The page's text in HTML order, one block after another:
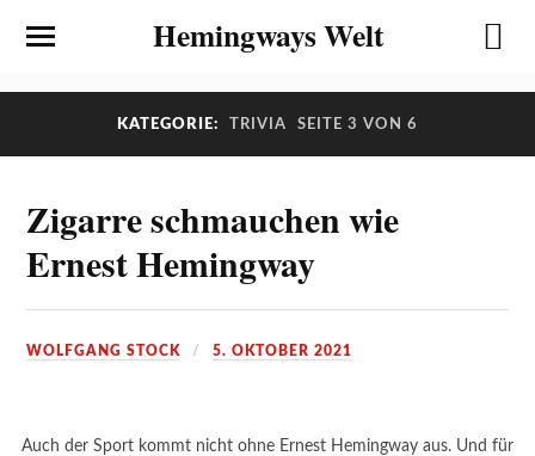
Hemingways Welt
KATEGORIE: TRIVIA SEITE 3 VON 6
Zigarre schmauchen wie
Ernest Hemingway
WOLFGANG STOCK 5. OKTOBER 2021
Auch der Sport kommt nicht ohne Ernest Hemingway aus. Und für